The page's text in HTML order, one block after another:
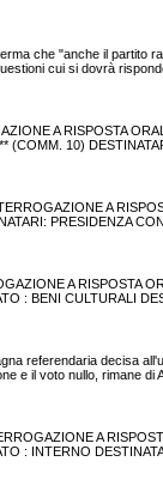
che "anche il partito
cui si dovrà
A RISPOSTA
(COMM. 10)
A
PRESIDENZA
A RISPOSTA
: BENI CULTURALI
referendaria decisa
e il voto nullo, rimane di
A
: INTERNO